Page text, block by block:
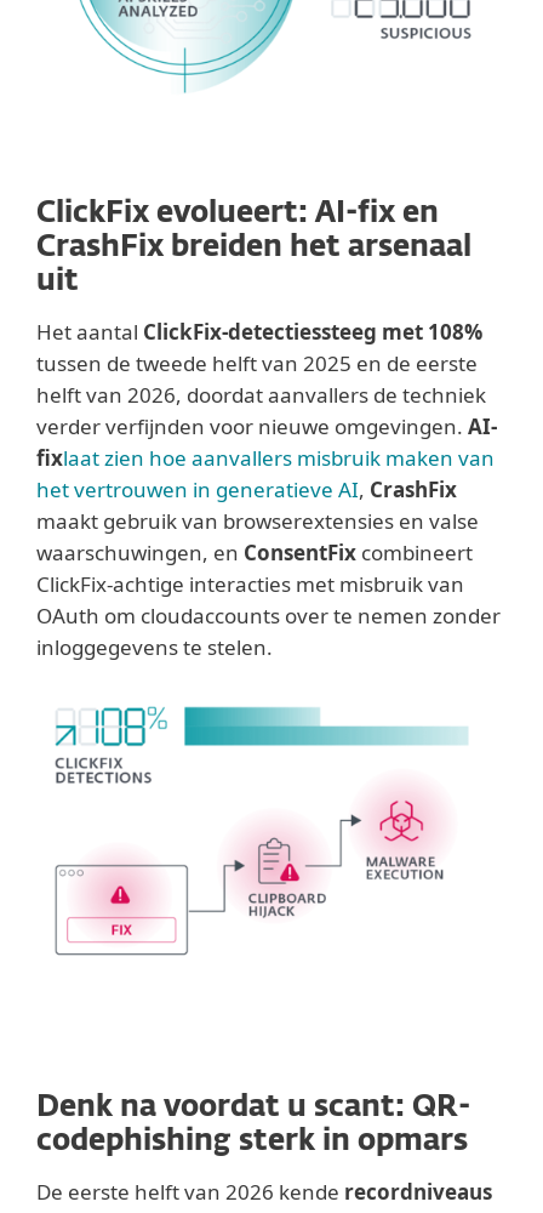
ClickFix evolueert: AI-fix en
CrashFix breiden het arsenaal
uit
Het aantal ClickFix-detectiessteeg met 108%
tussen de tweede helft van 2025 en de eerste
helft van 2026, doordat aanvallers de techniek
verder verfijnden voor nieuwe omgevingen. AI-
fixlaat zien hoe aanvallers misbruik maken van
het vertrouwen in generatieve AI, CrashFix
maakt gebruik van browserextensies en valse
waarschuwingen, en ConsentFix combineert
ClickFix-achtige interacties met misbruik van
OAuth om cloudaccounts over te nemen zonder
inloggegevens te stelen.
Denk na voordat u scant: QR-
codephishing sterk in opmars
De eerste helft van 2026 kende recordniveaus